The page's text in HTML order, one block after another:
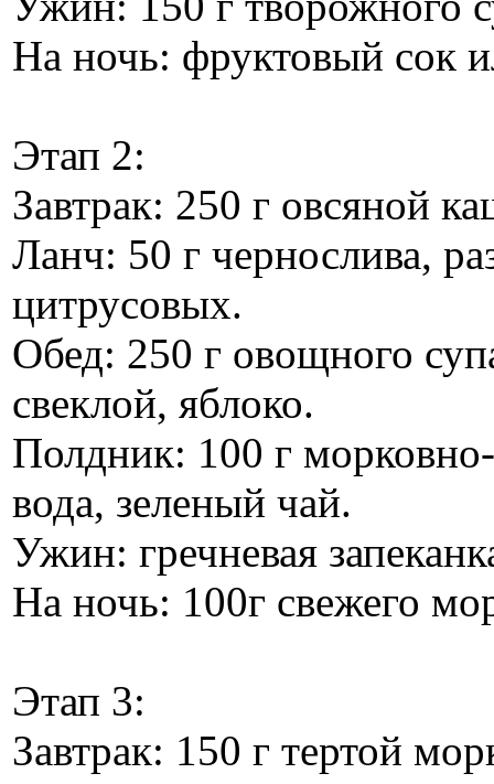
На ночь: фруктовый сок
Этап 2:
Завтрак: 250 г овсяной
Ланч: 50 г чернослива,
цитрусовых.
Обед: 250 г овощного
свеклой, яблоко.
Полдник: 100 г
вода, зеленый чай.
Ужин: гречневая
На ночь: 100г свежего
Этап 3:
Завтрак: 150 г тертой